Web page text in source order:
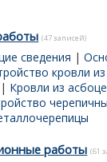
(47 записей)
сведения |
кровли
| Кровли из
работы (61